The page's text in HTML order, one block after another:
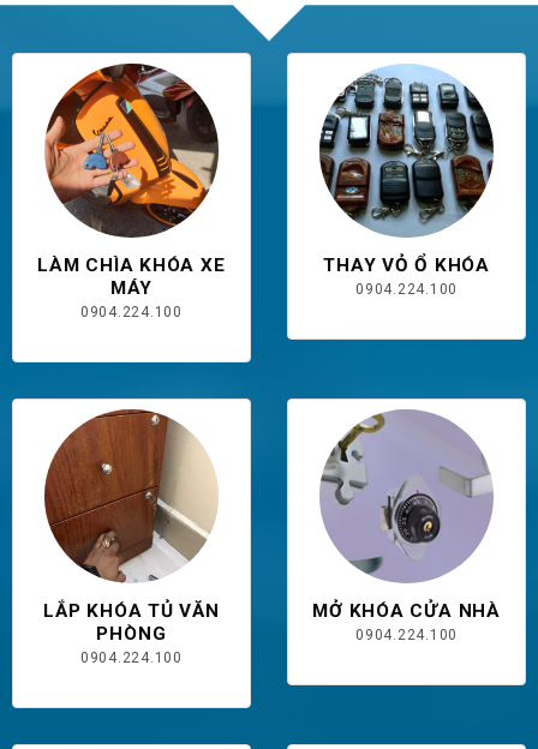
LÀM CHÌA KHÓA XE
MÁY
0904.224.100
THAY VỎ Ổ KHÓA
0904.224.100
LẮP KHÓA TỦ VĂN
PHÒNG
0904.224.100
MỞ KHÓA CỬA NHÀ
0904.224.100